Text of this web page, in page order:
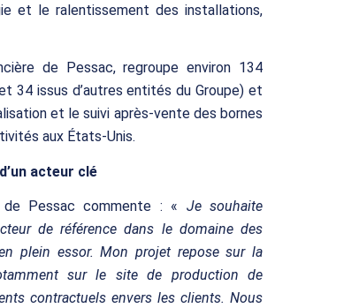
et le ralentissement des installations,
de Pessac, regroupe environ 134
34 issus d’autres entités du Groupe) et
et le suivi après-vente des bornes
aux États-Unis.
acteur clé
de Pessac commente : « Je souhaite
de référence dans le domaine des
plein essor. Mon projet repose sur la
sur le site de production de
contractuels envers les clients. Nous